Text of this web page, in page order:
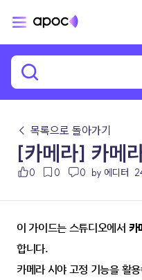
← 목록으로 돌아가기
[카메라] 카메
0 0 0 by 에디터
이 가이드는 스튜디오에서 카
합니다.
카메라 시야 고정 기능을 활